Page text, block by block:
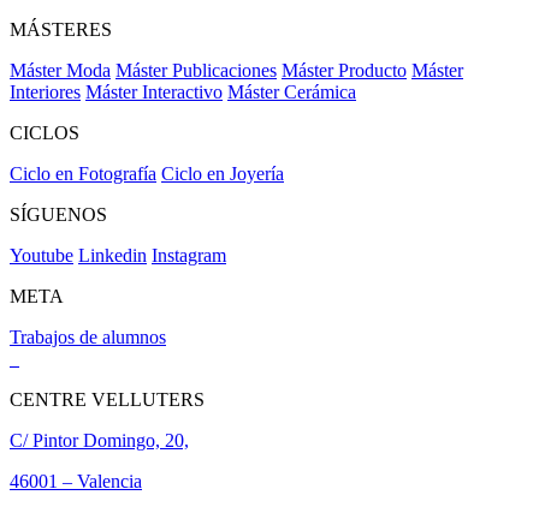
MÁSTERES
Máster Moda Máster Publicaciones Máster Producto Máster
Interiores Máster Interactivo Máster Cerámica
CICLOS
Ciclo en Fotografía Ciclo en Joyería
SÍGUENOS
Youtube Linkedin Instagram
META
Trabajos de alumnos
CENTRE VELLUTERS
C/ Pintor Domingo, 20,
46001 – Valencia